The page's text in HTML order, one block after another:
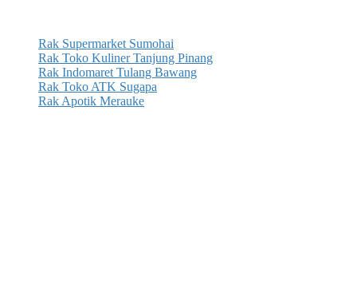
Rak Supermarket Sumohai
Rak Toko Kuliner Tanjung Pinang
Rak Indomaret Tulang Bawang
Rak Toko ATK Sugapa
Rak Apotik Merauke